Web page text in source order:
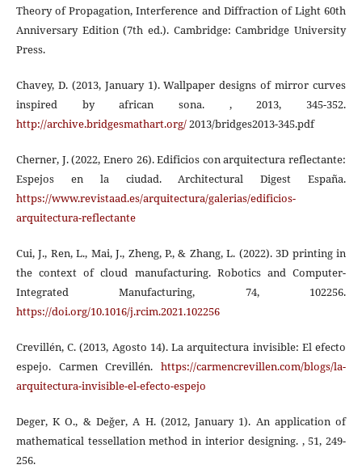
Theory of Propagation, Interference and Diffraction of Light 60th
Anniversary Edition (7th ed.). Cambridge: Cambridge University
Press.
Chavey, D. (2013, January 1). Wallpaper designs of mirror curves
inspired by african sona. , 2013, 345-352.
http://archive.bridgesmathart.org/2013/bridges2013-345.pdf
Cherner, J. (2022, Enero 26). Edificios con arquitectura reflectante:
Espejos en la ciudad. Architectural Digest España.
https://www.revistaad.es/arquitectura/galerias/edificios-
arquitectura-reflectante
Cui, J., Ren, L., Mai, J., Zheng, P., & Zhang, L. (2022). 3D printing in
the context of cloud manufacturing. Robotics and Computer-
Integrated Manufacturing, 74, 102256.
https://doi.org/10.1016/j.rcim.2021.102256
Crevillén, C. (2013, Agosto 14). La arquitectura invisible: El efecto
espejo. Carmen Crevillén.https://carmencrevillen.com/blogs/la-
arquitectura-invisible-el-efecto-espejo
Deger, K O., & Değer, A H. (2012, January 1). An application of
mathematical tessellation method in interior designing. , 51, 249-
256.